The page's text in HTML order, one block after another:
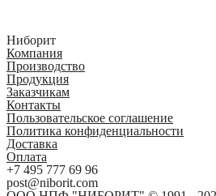
Ниборит
Компания
Производство
Продукция
Заказчикам
Контакты
Пользовательское соглашение
Политика конфиденциальности
Доставка
Оплата
+7 495 777 69 96
post@niborit.com